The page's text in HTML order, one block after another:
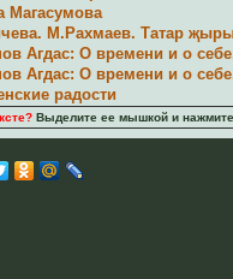
Магасумова
М.Рахмаев. Татар
Агдас: О времени и о
Агдас: О времени и о
радости
Выделите ее мышкой и нажмите